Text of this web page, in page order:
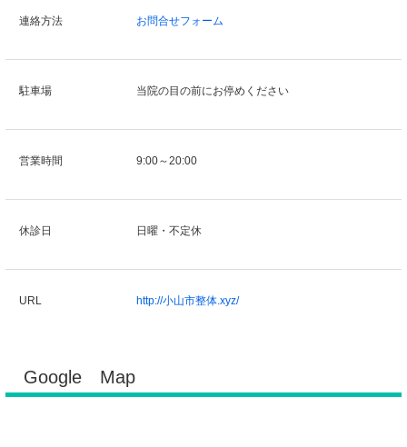
連絡方法 お問合せフォーム
駐車場 当院の目の前にお停めください
営業時間 9:00～20:00
休診日 日曜・不定休
URL http://小山市整体.xyz/
Google Map